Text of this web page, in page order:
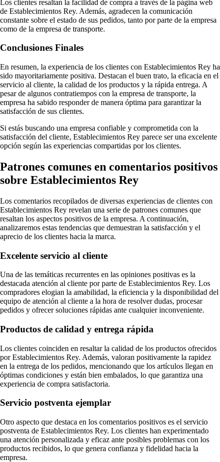
Los clientes resaltan la facilidad de compra a través de la página web
de Establecimientos Rey. Además, agradecen la comunicación
constante sobre el estado de sus pedidos, tanto por parte de la empresa
como de la empresa de transporte.
Conclusiones Finales
En resumen, la experiencia de los clientes con Establecimientos Rey ha
sido mayoritariamente positiva. Destacan el buen trato, la eficacia en el
servicio al cliente, la calidad de los productos y la rápida entrega. A
pesar de algunos contratiempos con la empresa de transporte, la
empresa ha sabido responder de manera óptima para garantizar la
satisfacción de sus clientes.
Si estás buscando una empresa confiable y comprometida con la
satisfacción del cliente, Establecimientos Rey parece ser una excelente
opción según las experiencias compartidas por los clientes.
Patrones comunes en comentarios positivos
sobre Establecimientos Rey
Los comentarios recopilados de diversas experiencias de clientes con
Establecimientos Rey revelan una serie de patrones comunes que
resaltan los aspectos positivos de la empresa. A continuación,
analizaremos estas tendencias que demuestran la satisfacción y el
aprecio de los clientes hacia la marca.
Excelente servicio al cliente
Una de las temáticas recurrentes en las opiniones positivas es la
destacada atención al cliente por parte de Establecimientos Rey. Los
compradores elogian la amabilidad, la eficiencia y la disponibilidad del
equipo de atención al cliente a la hora de resolver dudas, procesar
pedidos y ofrecer soluciones rápidas ante cualquier inconveniente.
Productos de calidad y entrega rápida
Los clientes coinciden en resaltar la calidad de los productos ofrecidos
por Establecimientos Rey. Además, valoran positivamente la rapidez
en la entrega de los pedidos, mencionando que los artículos llegan en
óptimas condiciones y están bien embalados, lo que garantiza una
experiencia de compra satisfactoria.
Servicio postventa ejemplar
Otro aspecto que destaca en los comentarios positivos es el servicio
postventa de Establecimientos Rey. Los clientes han experimentado
una atención personalizada y eficaz ante posibles problemas con los
productos recibidos, lo que genera confianza y fidelidad hacia la
empresa.